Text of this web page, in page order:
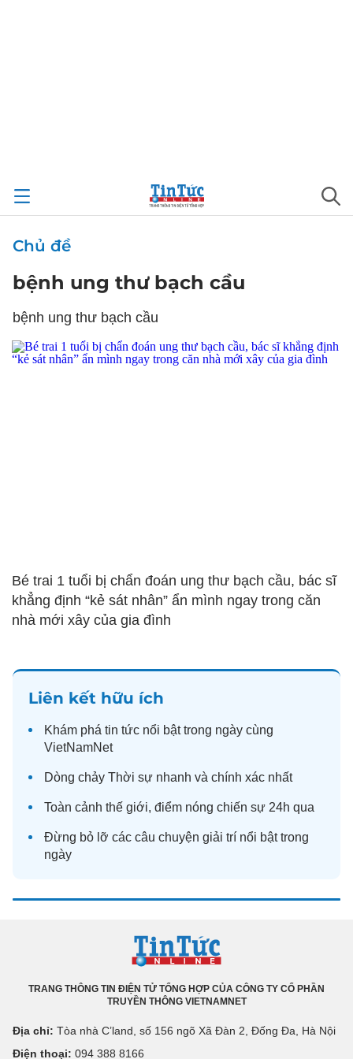
Chủ đề
bệnh ung thư bạch cầu
bệnh ung thư bạch cầu
Bé trai 1 tuổi bị chẩn đoán ung thư bạch cầu, bác sĩ
khẳng định “kẻ sát nhân” ẩn mình ngay trong căn
nhà mới xây của gia đình
Liên kết hữu ích
Khám phá tin tức nổi bật trong ngày cùng
VietNamNet
Dòng chảy Thời sự nhanh và chính xác nhất
Toàn cảnh thế giới, điểm nóng chiến sự 24h qua
Đừng bỏ lỡ các câu chuyện giải trí nổi bật trong
ngày
TRANG THÔNG TIN ĐIỆN TỬ TỔNG HỢP CỦA CÔNG TY CỔ PHẦN
TRUYỀN THÔNG VIETNAMNET
Địa chỉ: Tòa nhà C’land, số 156 ngõ Xã Đàn 2, Đống Đa, Hà Nội
Điện thoại: 094 388 8166